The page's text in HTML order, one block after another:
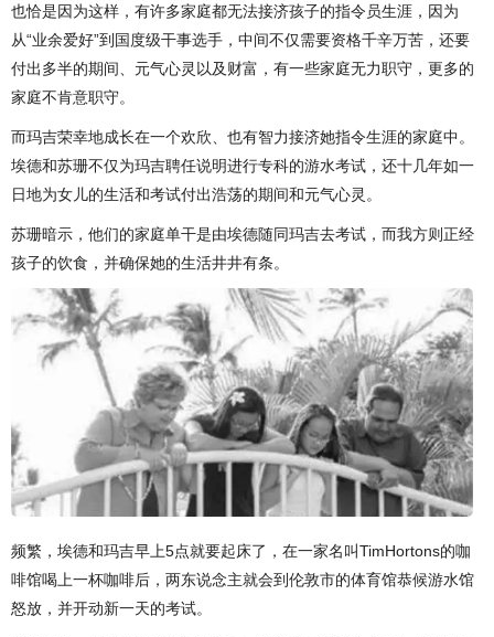
也恰是因为这样，有许多家庭都无法接济孩子的指令员生涯，因为
从“业余爱好”到国度级干事选手，中间不仅需要资格千辛万苦，还要
付出多半的期间、元气心灵以及财富，有一些家庭无力职守，更多的
家庭不肯意职守。
而玛吉荣幸地成长在一个欢欣、也有智力接济她指令生涯的家庭中。
埃德和苏珊不仅为玛吉聘任说明进行专科的游水考试，还十几年如一
日地为女儿的生活和考试付出浩荡的期间和元气心灵。
苏珊暗示，他们的家庭单干是由埃德随同玛吉去考试，而我方则正经
孩子的饮食，并确保她的生活井井有条。
频繁，埃德和玛吉早上5点就要起床了，在一家名叫TimHortons的咖
啡馆喝上一杯咖啡后，两东说念主就会到伦敦市的体育馆恭候游水馆
怒放，并开动新一天的考试。